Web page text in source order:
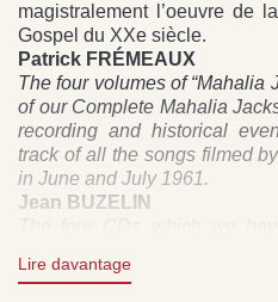
magistralement l’oeuvre de
Gospel du XXe siècle.
Patrick FRÉMEAUX
The four volumes of “Mahalia
of our Complete Mahalia
recording and historical
track of all the songs filmed
in June and July 1961.
Jean BUZELIN
of long research and, in
Lire davantage